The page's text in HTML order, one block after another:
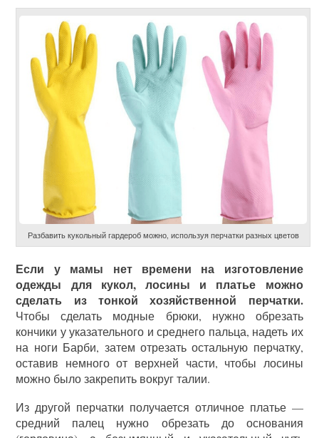
Разбавить кукольный гардероб можно, используя перчатки разных цветов
Если у мамы нет времени на изготовление
одежды для кукол, лосины и платье можно
сделать из тонкой хозяйственной перчатки.
Чтобы сделать модные брюки, нужно обрезать
кончики у указательного и среднего пальца, надеть их
на ноги Барби, затем отрезать остальную перчатку,
оставив немного от верхней части, чтобы лосины
можно было закрепить вокруг талии.
Из другой перчатки получается отличное платье —
средний палец нужно обрезать до основания